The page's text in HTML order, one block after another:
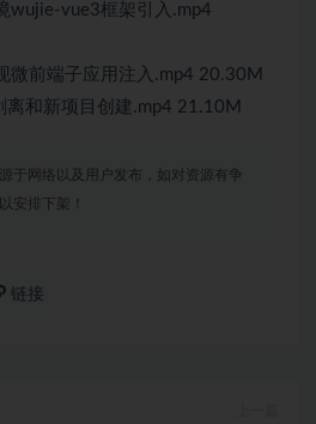
wujie-vue3框架引入.mp4
微前端子应用注入.mp4 20.30M
和新项目创建.mp4 21.10M
于网络以及用户发布，如对资源有争
安排下架！
链接